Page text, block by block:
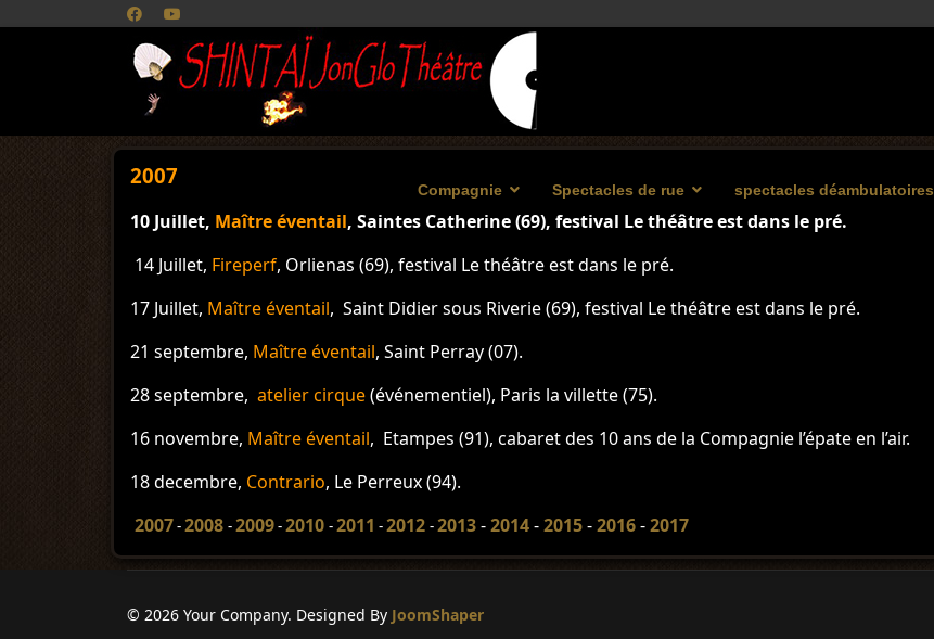
Compagnie Spectacles de rue spectacles déambulatoires
2007
10 Juillet, Maître éventail, Saintes Catherine (69), festival Le théâtre est dans le pré.
14 Juillet, Fireperf, Orlienas (69), festival Le théâtre est dans le pré.
17 Juillet, Maîtreéventail, Saint Didier sous Riverie (69), festival Le théâtre est dans le pré.
21 septembre, Maître éventail, Saint Perray (07).
28 septembre, atelier cirque(événementiel), Paris la villette (75).
16 novembre, Maître éventail, Etampes (91), cabaret des 10 ans de la Compagnie l’épate en l’air.
18 decembre, Contrario, Le Perreux (94).
2007-2008 -2009-2010 -2011 -2012 -2013-2014-2015-2016-2017
© 2026 Your Company. Designed By JoomShaper